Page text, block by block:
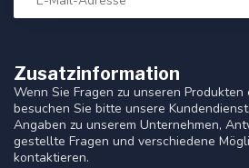
Zusatzinformation
Wenn Sie Fragen zu unseren Produkten
besuchen Sie bitte unsere
Angaben zu unserem Unternehmen,
gestellte Fragen und verschiedene
kontaktieren.